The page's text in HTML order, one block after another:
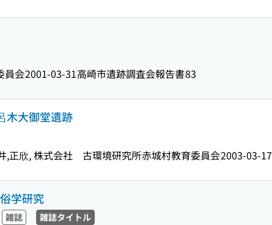
員会2001-03-31高崎市遺跡調査会報告書83
大御堂遺跡
,正欣, 株式会社 古環境研究所赤城村教育委員会2003-03-17
学研究
雑誌 雑誌タイトル